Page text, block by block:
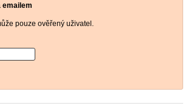
emailem
pouze ověřený uživatel.